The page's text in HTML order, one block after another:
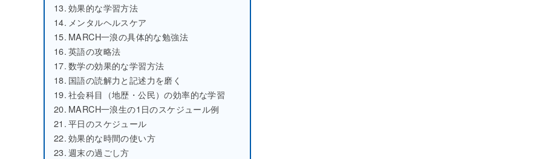
効果的な学習方法
メンタルヘルスケア
MARCH一浪の具体的な勉強法
英語の攻略法
数学の効果的な学習方法
国語の読解力と記述力を磨く
社会科目（地歴・公民）の効率的な学習
MARCH一浪生の1日のスケジュール例
平日のスケジュール
効果的な時間の使い方
週末の過ごし方